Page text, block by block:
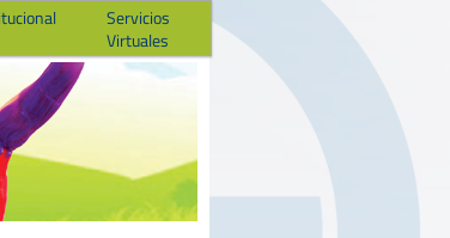
Servicios
Virtuales